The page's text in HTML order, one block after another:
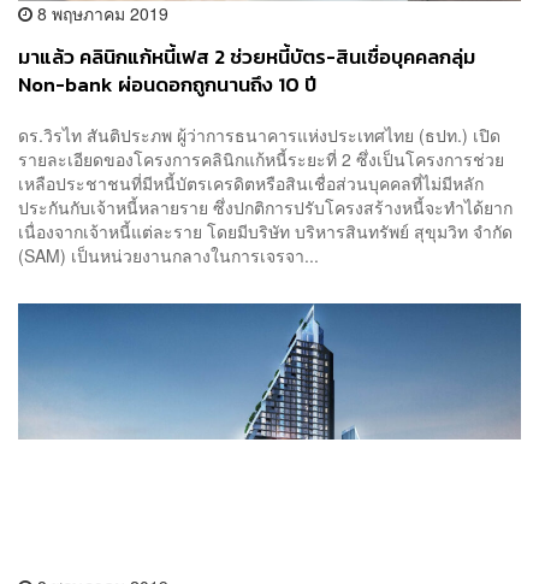
8 พฤษภาคม 2019
มาแล้ว คลินิกแก้หนี้เฟส 2 ช่วยหนี้บัตร-สินเชื่อบุคคลกลุ่ม
Non-bank ผ่อนดอกถูกนานถึง 10 ปี
ดร.วิรไท สันติประภพ ผู้ว่าการธนาคารแห่งประเทศไทย (ธปท.) เปิด
รายละเอียดของโครงการคลินิกแก้หนี้ระยะที่ 2 ซึ่งเป็นโครงการช่วย
เหลือประชาชนที่มีหนี้บัตรเครดิตหรือสินเชื่อส่วนบุคคลที่ไม่มีหลัก
ประกันกับเจ้าหนี้หลายราย ซึ่งปกติการปรับโครงสร้างหนี้จะทำได้ยาก
เนื่องจากเจ้าหนี้แต่ละราย โดยมีบริษัท บริหารสินทรัพย์ สุขุมวิท จำกัด
(SAM) เป็นหน่วยงานกลางในการเจรจา...